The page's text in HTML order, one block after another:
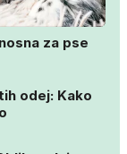
za pse
odej: Kako